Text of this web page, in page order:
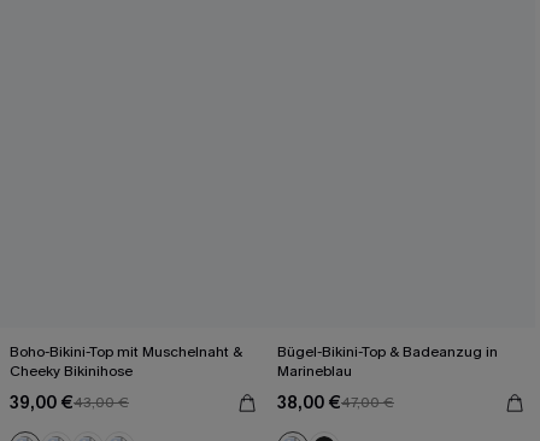
Boho-Bikini-Top mit Muschelnaht &
Cheeky Bikinihose
39,00 €43,00 €
Bügel-Bikini-Top & Badeanzug in
Marineblau
38,00 €47,00 €